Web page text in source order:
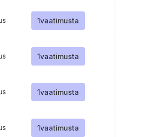
1vaatimusta
1vaatimusta
1vaatimusta
1vaatimusta